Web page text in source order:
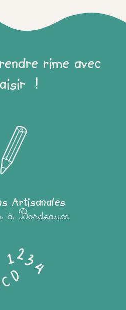
rime avec
!
Artisanales
à Bordeaux